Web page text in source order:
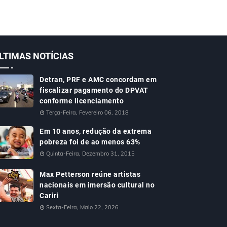
NOTÍCIAS
Detran, PRF e AMC concordam em
fiscalizar pagamento do DPVAT
conforme licenciamento
Terça-Feira, Fevereiro 06, 2018
Em 10 anos, redução da extrema
pobreza foi de ao menos 63%
Quinta-Feira, Dezembro 31, 2015
Max Petterson reúne artistas
nacionais em imersão cultural no
Cariri
Sexta-Feira, Maio 22, 2026